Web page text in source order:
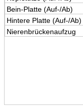
Bein-Platte (Auf-/Ab)
Hintere Platte (Auf-/Ab)
Nierenbrückenaufzug